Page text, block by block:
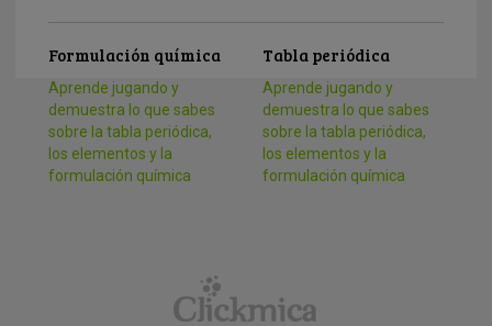
Formulación química
Aprende jugando y
demuestra lo que sabes
sobre la tabla periódica,
los elementos y la
formulación química
Tabla periódica
Aprende jugando y
demuestra lo que sabes
sobre la tabla periódica,
los elementos y la
formulación química